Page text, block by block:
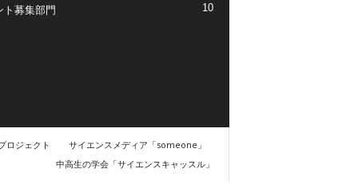
ト募集部門 10
ロジェクト
サイエンスメディア「someone」
中高生の学会「サイエンスキャッスル」